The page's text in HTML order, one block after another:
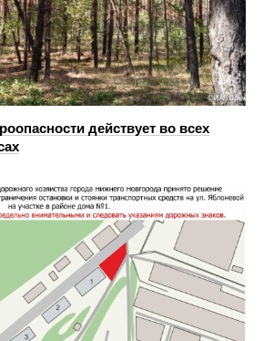
действует во всех